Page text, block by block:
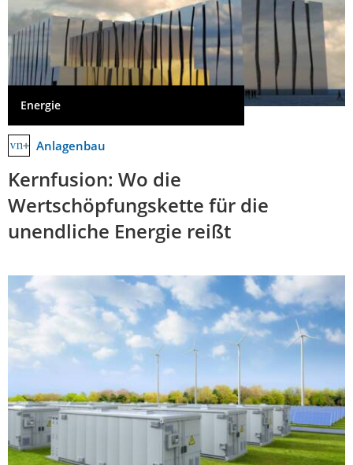
Energie
Anlagenbau
Kernfusion: Wo die
Wertschöpfungskette für die
unendliche Energie reißt